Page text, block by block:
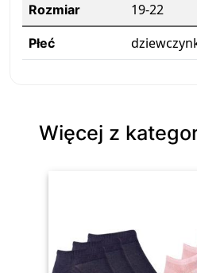
Rozmiar 19-22
Płeć
Więcej z